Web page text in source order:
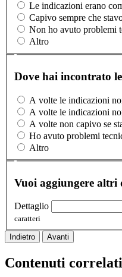
Le indicazioni erano
Capivo sempre che
Non ho avuto problemi
Altro
Dove hai incontrato
A volte le indicazioni
A volte le indicazioni
A volte non capivo se
Ho avuto problemi
Altro
Vuoi aggiungere altri
Dettaglio
caratteri
Indietro Avanti
Contenuti correlati